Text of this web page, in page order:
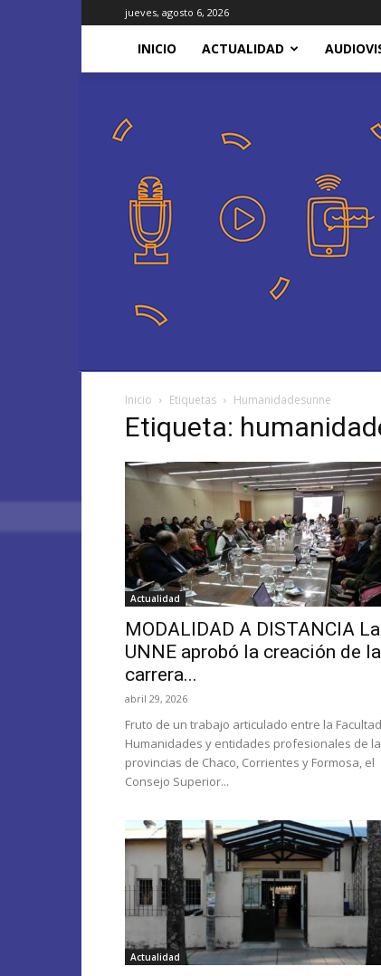
jueves, agosto 6, 2026
INICIO ACTUALIDAD
Inicio Etiquetas Humanidadesunne
Etiqueta:
Actualidad
MODALIDAD A DISTANCIA La
UNNE aprobó la creación de la
carrera...
abril 29, 2026
Fruto de un trabajo articulado entre la
Humanidades y entidades profesionales de
provincias de Chaco, Corrientes y Formosa, el
Consejo Superior...
Actualidad